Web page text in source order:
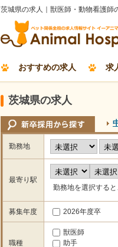
茨城県の求人｜獣医師・動物看護師
おすすめの求人 求
茨城県の求人
勤務地
最寄り駅
勤務地を選択する
募集年度 2026年度卒
職種
獣医師
助手